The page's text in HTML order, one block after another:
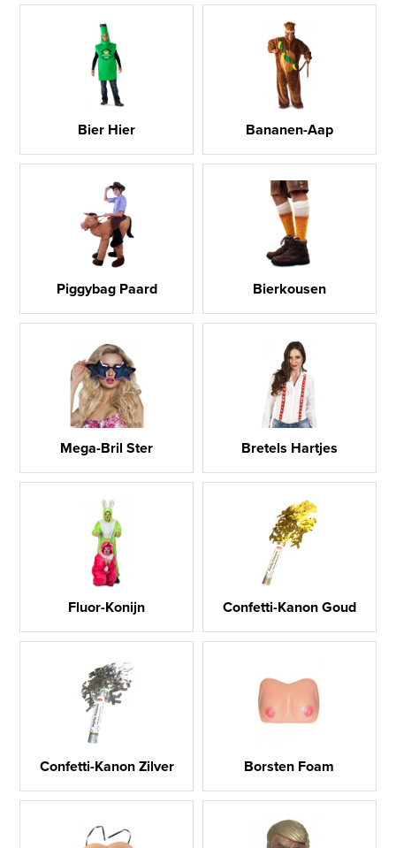
Bier Hier Bananen-Aap
Piggybag Paard Bierkousen
Mega-Bril Ster Bretels Hartjes
Fluor-Konijn Confetti-Kanon Goud
Confetti-Kanon Zilver Borsten Foam